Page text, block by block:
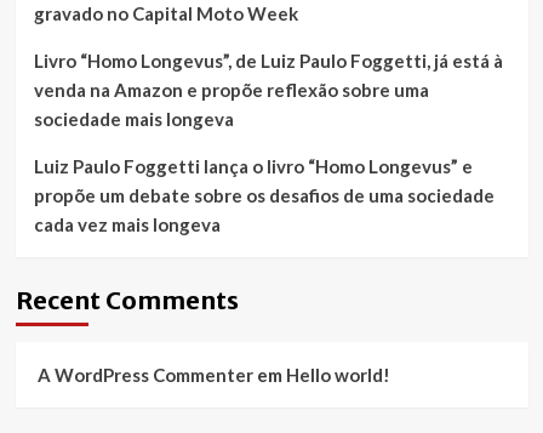
gravado no Capital Moto Week
Livro “Homo Longevus”, de Luiz Paulo Foggetti, já está à
venda na Amazon e propõe reflexão sobre uma
sociedade mais longeva
Luiz Paulo Foggetti lança o livro “Homo Longevus” e
propõe um debate sobre os desafios de uma sociedade
cada vez mais longeva
Recent Comments
A WordPress Commenterem Hello world!